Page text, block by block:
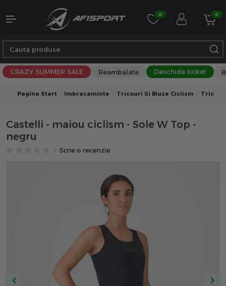
0 0
CRAZY SUMMER SALE Reambalate Deschide ticket
Pagina Start Imbracaminte Tricouri Si Bluze Ciclism
Castelli - maiou ciclism - Sole W Top -
negru
Scrie o recenzie